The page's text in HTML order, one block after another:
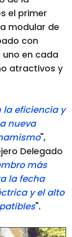
el primer
modular de
con
en cada
atractivos y
la eficiencia y
nueva
",
Delegado
más
la fecha
y el alto
".